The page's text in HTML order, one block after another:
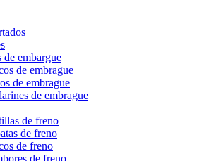
de embargue
de embrague
de embrague
de embrague
de freno
de freno
de freno
de freno